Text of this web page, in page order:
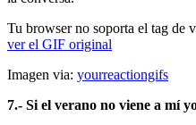
Tu browser no soporta el tag de
ver el GIF original
Imagen via: yourreactiongifs
7.- Si el verano no viene a mí